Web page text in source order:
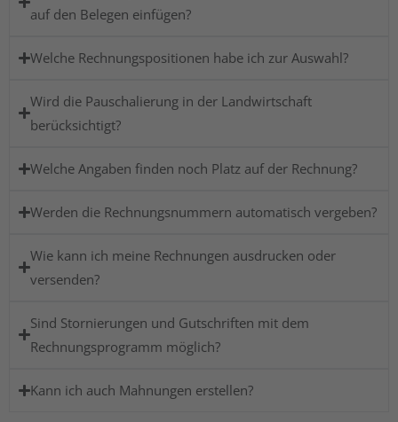
auf den Belegen einfügen?
Welche Rechnungspositionen habe ich zur Auswahl?
Wird die Pauschalierung in der Landwirtschaft
berücksichtigt?
Welche Angaben finden noch Platz auf der Rechnung?
Werden die Rechnungsnummern automatisch vergeben?
Wie kann ich meine Rechnungen ausdrucken oder
versenden?
Sind Stornierungen und Gutschriften mit dem
Rechnungsprogramm möglich?
Kann ich auch Mahnungen erstellen?